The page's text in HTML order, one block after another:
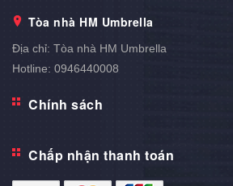
Tòa nhà HM Umbrella
Địa chỉ: Tòa nhà HM Umbrella
Hotline: 0946440008
Chính sách
Chấp nhận thanh toán